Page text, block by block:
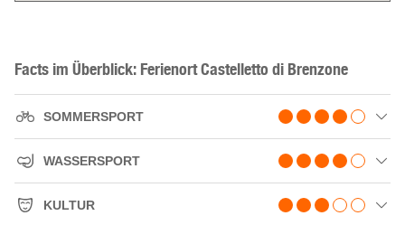
Facts im Überblick: Ferienort Castelletto di Brenzone
SOMMERSPORT
WASSERSPORT
KULTUR